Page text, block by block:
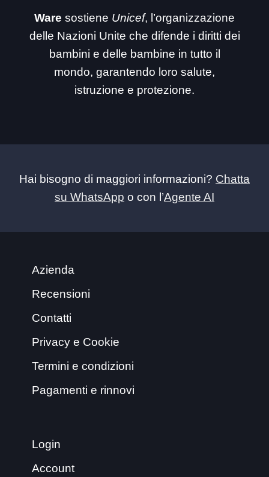
Ware sostiene Unicef, l’organizzazione
delle Nazioni Unite che difende i diritti dei
bambini e delle bambine in tutto il
mondo, garantendo loro salute,
istruzione e protezione.
Hai bisogno di maggiori informazioni? Chatta
su WhatsApp o con l’Agente AI
Azienda
Recensioni
Contatti
Privacy e Cookie
Termini e condizioni
Pagamenti e rinnovi
Login
Account